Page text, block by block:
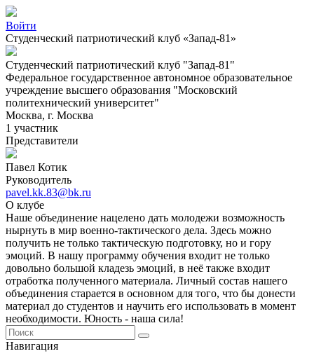
Войти
Студенческий патриотический клуб «Запад-81»
Студенческий патриотический клуб "Запад-81"
Федеральное государственное автономное образовательное
учреждение высшего образования "Московский
политехнический университет"
Москва, г. Москва
1 участник
Представители
Павел Котик
Руководитель
pavel.kk.83@bk.ru
О клубе
Наше объединение нацелено дать молодежи возможность
нырнуть в мир военно-тактического дела. Здесь можно
получить не только тактическую подготовку, но и гору
эмоций. В нашу программу обучения входит не только
довольно большой кладезь эмоций, в неё также входит
отработка полученного материала. Личный состав нашего
объединения старается в основном для того, что бы донести
материал до студентов и научить его использовать в момент
необходимости. Юность - наша сила!
Навигация